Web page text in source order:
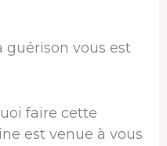
guérison vous est
faire cette
est venue à vous